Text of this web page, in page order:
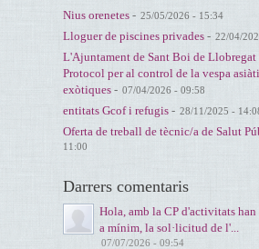
Nius orenetes - 25/05/2026 - 15:34
Lloguer de piscines privades - 22/04/
L'Ajuntament de Sant Boi de
Protocol per al control de la vespa
exòtiques - 07/04/2026 - 09:58
entitats Gcof i refugis - 28/11/2025 -
Oferta de treball de tècnic/a de Salut
11:00
Darrers comentaris
Hola, amb la CP d'activitats han
a mínim, la sol·licitud de l'...
07/07/2026 - 09:54